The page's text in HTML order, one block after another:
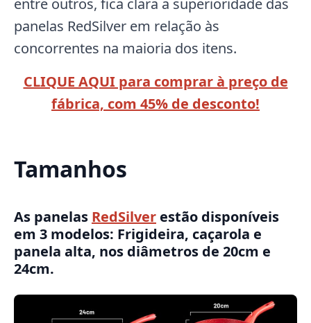
entre outros, fica clara a superioridade das
panelas RedSilver em relação às
concorrentes na maioria dos itens.
CLIQUE AQUI para comprar à preço de
fábrica, com 45% de desconto!
Tamanhos
As panelas RedSilver estão disponíveis
em 3 modelos: Frigideira, caçarola e
panela alta, nos diâmetros de 20cm e
24cm.